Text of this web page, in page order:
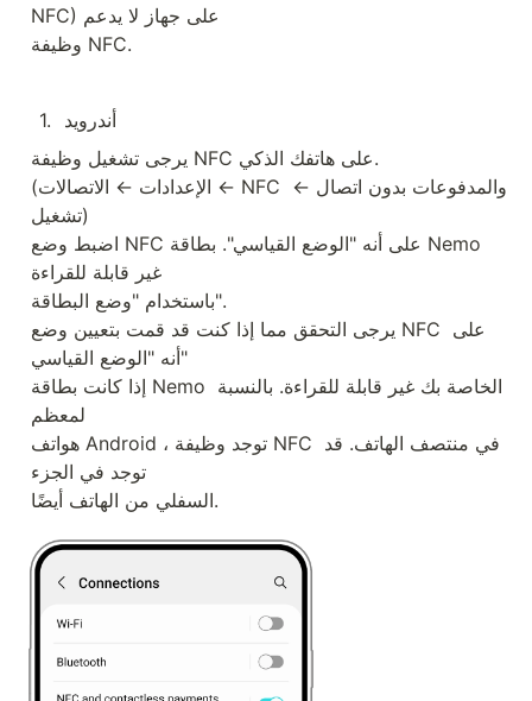
NFC) على جهاز لا يدعم
وظيفة NFC.
1.
أندرويد
يرجى تشغيل وظيفة NFC على هاتفك الذكي.
(الإعدادات ← الاتصالات ← NFC والمدفوعات بدون اتصال ←
تشغيل)
اضبط وضع NFC على أنه "الوضع القياسي". بطاقة Nemo
غير قابلة للقراءة
باستخدام "وضع البطاقة".
يرجى التحقق مما إذا كنت قد قمت بتعيين وضع NFC على
أنه "الوضع القياسي"
إذا كانت بطاقة Nemo الخاصة بك غير قابلة للقراءة. بالنسبة
لمعظم
هواتف Android ، توجد وظيفة NFC في منتصف الهاتف. قد
توجد في الجزء
السفلي من الهاتف أيضًا.